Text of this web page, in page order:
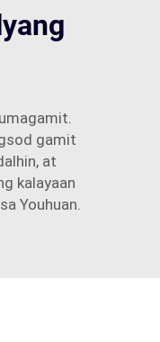
gamit
at
kalayaan
Youhuan.